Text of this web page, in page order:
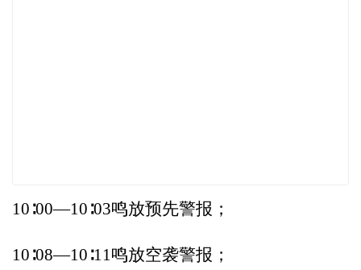
10∶00—10∶03鸣放预先警报；
10∶08—10∶11鸣放空袭警报；